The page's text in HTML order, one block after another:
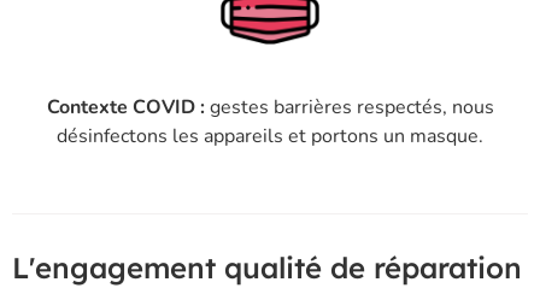
Contexte COVID :gestes barrières respectés, nous
désinfectons les appareils et portons un masque.
L'engagement qualité de réparation